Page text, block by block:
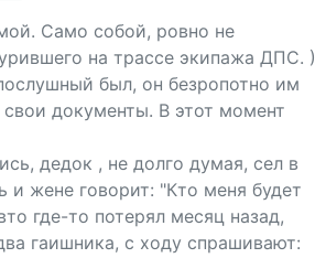
Само собой, ровно не
на трассе экипажа ДПС. )
был, он безропотно им
документы. В этот момент
дедок , не долго думая, сел в
и жене говорит: "Кто меня будет
где-то потерял месяц назад,
гаишника, с ходу спрашивают: